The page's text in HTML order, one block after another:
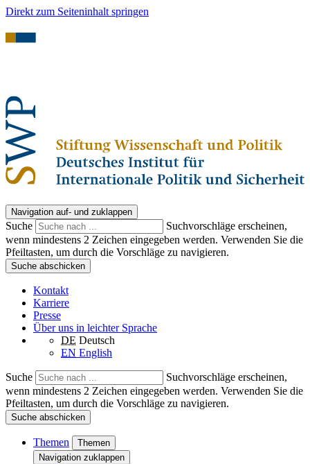
Direkt zum Seiteninhalt springen
Navigation auf- und zuklappen
Suche
Suchvorschläge erscheinen,
wenn mindestens 2 Zeichen eingegeben werden. Verwenden Sie die
Pfeiltasten, um durch die Vorschläge zu navigieren.
Suche abschicken
Kontakt
Karriere
Presse
Über uns in leichter Sprache
DE Deutsch
EN English
Suche
Suchvorschläge erscheinen,
wenn mindestens 2 Zeichen eingegeben werden. Verwenden Sie die
Pfeiltasten, um durch die Vorschläge zu navigieren.
Suche abschicken
Themen
Themen
Navigation zuklappen